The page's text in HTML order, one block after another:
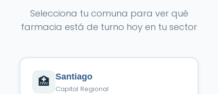
Selecciona tu comuna para ver qué
farmacia está de turno hoy en tu sector
🏥 Santiago
Capital Regional